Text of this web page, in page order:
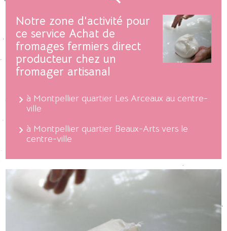
Notre zone d'activité pour
ce service Achat de
fromages fermiers direct
producteur chez un
fromager artisanal
à Montpellier quartier Les Arceaux au centre-
ville
à Montpellier quartier Beaux-Arts vers le
centre-ville